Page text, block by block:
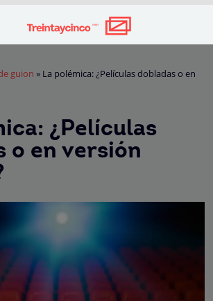
guion » La polémica: ¿Películas dobladas o en
¿Películas
o en versión